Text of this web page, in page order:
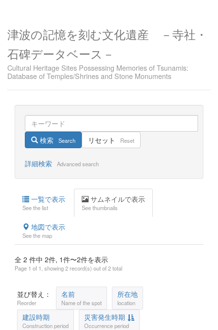
津波の記憶を刻む文化遺産 －寺社・
石碑データベース－
Cultural Heritage Sites Possessing Memories of Tsunamis:
Database of Temples/Shrines and Stone Monuments
検索 Search リセット Reset
詳細検索 Advanced search
一覧で表示
See the list
サムネイルで表示
See thumbnails
地図で表示
See the map
全 2 件中 2件, 1件〜2件を表示
Page 1 of 1, showing 2 record(s) out of 2 total
並び替え：
Reorder
名前
Name of the spot
所在地
location
建設時期
Construction period
災害発生時期
Occurrence period